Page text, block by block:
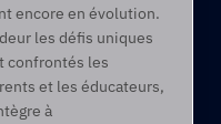
encore en évolution.
les défis uniques
confrontés les
et les éducateurs,
à